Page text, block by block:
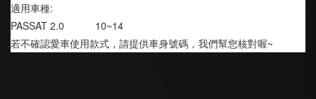
適用車種:
PASSAT 2.0           10~14
若不確認愛車使用款式，請提供車身號碼，我們幫您核對喔~